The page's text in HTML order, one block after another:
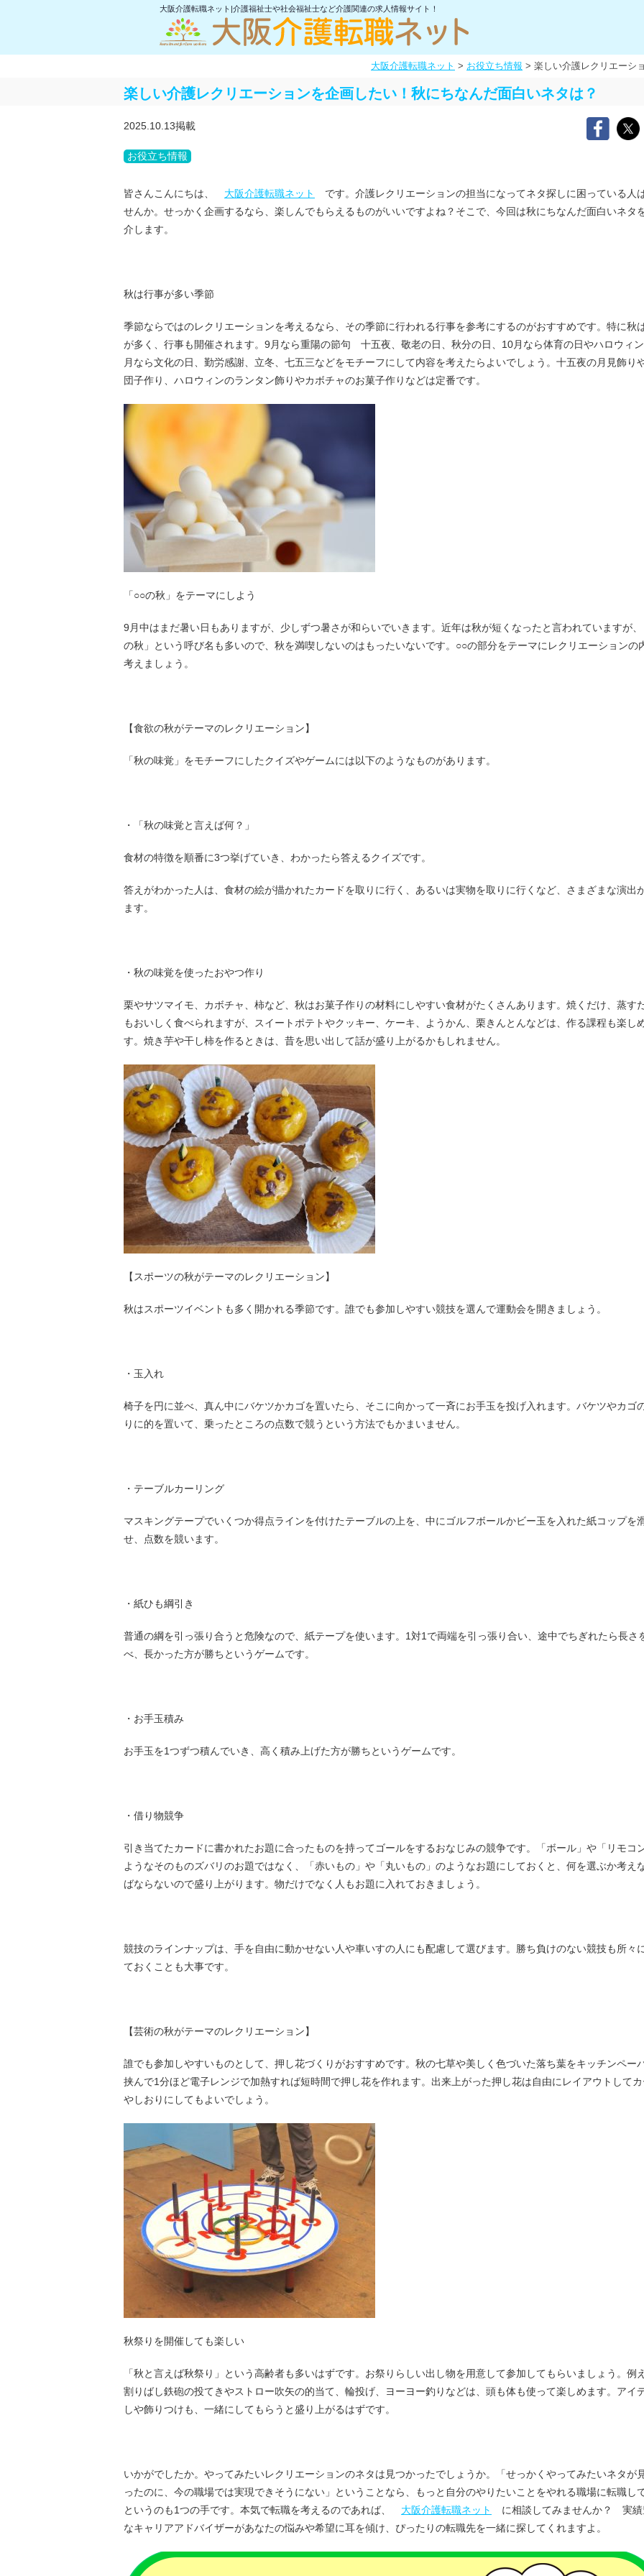
大阪介護転職ネット|介護福祉士や社会福祉士など介護関連の求人情報サイト！
大阪介護転職ネット > お役立ち情報 > 楽しい介護レクリエーシ
楽しい介護レクリエーションを企画したい！秋にちなんだ面白いネタは？
2025.10.13掲載
お役立ち情報
皆さんこんにちは、 大阪介護転職ネット
です。介護レクリエーションの担当になってネタ探しに困っている人
せんか。せっかく企画するなら、楽しんでもらえるものがいいですよね？そこで、今回は秋にちなんだ面白いネタ
介します。
秋は行事が多い季節
季節ならではのレクリエーションを考えるなら、その季節に行われる行事を参考にするのがおすすめです。特に秋
が多く、行事も開催されます。9月なら重陽の節句 十五夜、敬老の日、秋分の日、10月なら体育の日やハロウィ
月なら文化の日、勤労感謝、立冬、七五三などをモチーフにして内容を考えたらよいでしょう。十五夜の月見飾り
団子作り、ハロウィンのランタン飾りやカボチャのお菓子作りなどは定番です。
「○○の秋」をテーマにしよう
9月中はまだ暑い日もありますが、少しずつ暑さが和らいでいきます。近年は秋が短くなったと言われていますが
の秋」という呼び名も多いので、秋を満喫しないのはもったいないです。○○の部分をテーマにレクリエーションの
考えましょう。
【食欲の秋がテーマのレクリエーション】
「秋の味覚」をモチーフにしたクイズやゲームには以下のようなものがあります。
・「秋の味覚と言えば何？」
食材の特徴を順番に3つ挙げていき、わかったら答えるクイズです。
答えがわかった人は、食材の絵が描かれたカードを取りに行く、あるいは実物を取りに行くなど、さまざまな演出
ます。
・秋の味覚を使ったおやつ作り
栗やサツマイモ、カボチャ、柿など、秋はお菓子作りの材料にしやすい食材がたくさんあります。焼くだけ、蒸す
もおいしく食べられますが、スイートポテトやクッキー、ケーキ、ようかん、栗きんとんなどは、作る課程も楽し
す。焼き芋や干し柿を作るときは、昔を思い出して話が盛り上がるかもしれません。
【スポーツの秋がテーマのレクリエーション】
秋はスポーツイベントも多く開かれる季節です。誰でも参加しやすい競技を選んで運動会を開きましょう。
・玉入れ
椅子を円に並べ、真ん中にバケツかカゴを置いたら、そこに向かって一斉にお手玉を投げ入れます。バケツやカゴ
りに的を置いて、乗ったところの点数で競うという方法でもかまいません。
・テーブルカーリング
マスキングテープでいくつか得点ラインを付けたテーブルの上を、中にゴルフボールかビー玉を入れた紙コップを
せ、点数を競います。
・紙ひも綱引き
普通の綱を引っ張り合うと危険なので、紙テープを使います。1対1で両端を引っ張り合い、途中でちぎれたら長さ
べ、長かった方が勝ちというゲームです。
・お手玉積み
お手玉を1つずつ積んでいき、高く積み上げた方が勝ちというゲームです。
・借り物競争
引き当てたカードに書かれたお題に合ったものを持ってゴールをするおなじみの競争です。「ボール」や「リモコ
ようなそのものズバリのお題ではなく、「赤いもの」や「丸いもの」のようなお題にしておくと、何を選ぶか考え
ばならないので盛り上がります。物だけでなく人もお題に入れておきましょう。
競技のラインナップは、手を自由に動かせない人や車いすの人にも配慮して選びます。勝ち負けのない競技も所々
ておくことも大事です。
【芸術の秋がテーマのレクリエーション】
誰でも参加しやすいものとして、押し花づくりがおすすめです。秋の七草や美しく色づいた落ち葉をキッチンペー
挟んで1分ほど電子レンジで加熱すれば短時間で押し花を作れます。出来上がった押し花は自由にレイアウトしてカ
やしおりにしてもよいでしょう。
秋祭りを開催しても楽しい
「秋と言えば秋祭り」という高齢者も多いはずです。お祭りらしい出し物を用意して参加してもらいましょう。例え
割りばし鉄砲の投てきやストロー吹矢の的当て、輪投げ、ヨーヨー釣りなどは、頭も体も使って楽しめます。アイ
しや飾りつけも、一緒にしてもらうと盛り上がるはずです。
いかがでしたか。やってみたいレクリエーションのネタは見つかったでしょうか。「せっかくやってみたいネタが
ったのに、今の職場では実現できそうにない」ということなら、もっと自分のやりたいことをやれる職場に転職し
というのも1つの手です。本気で転職を考えるのであれば、 大阪介護転職ネット
に相談してみませんか？ 実績
なキャリアアドバイザーがあなたの悩みや希望に耳を傾け、ぴったりの転職先を一緒に探してくれますよ。